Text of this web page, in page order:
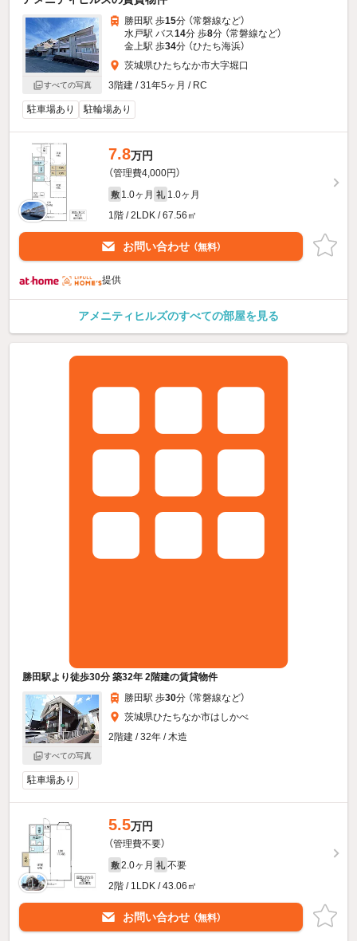
すべての写真
勝田駅 歩15分 （常磐線など）
水戸駅 バス14分 歩8分 （常磐線など）
金上駅 歩34分 （ひたち海浜）
茨城県ひたちなか市大字堀口
3階建 / 31年5ヶ月 / RC
駐車場あり 駐輪場あり
7.8万円
（管理費4,000円）
敷 1.0ヶ月 礼 1.0ヶ月
1階 / 2LDK / 67.56㎡
お問い合わせ （無料）
提供
アメニティヒルズのすべての部屋を見る
勝田駅より徒歩30分 築32年 2階建の賃貸物件
すべての写真
勝田駅 歩30分 （常磐線など）
茨城県ひたちなか市はしかべ
2階建 / 32年 / 木造
駐車場あり
5.5万円
（管理費不要）
敷 2.0ヶ月 礼 不要
2階 / 1LDK / 43.06㎡
お問い合わせ （無料）